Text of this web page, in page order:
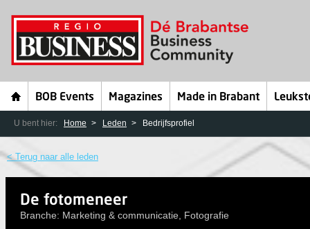
BOB Events Magazines Made in Brabant
U bent hier: Home Leden Bedrijfsprofiel
< Terug naar alle leden
De fotomeneer
Branche: Marketing & communicatie, Fotografie